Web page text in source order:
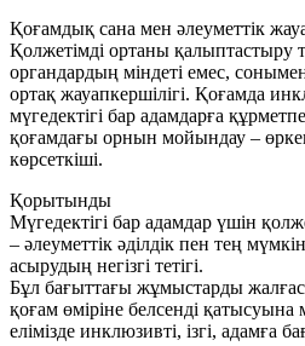
Қоғамдық сана мен әлеуметтік
Қолжетімді ортаны қалыптастыру
органдардың міндеті емес,
ортақ жауапкершілігі. Қоғамда
мүгедектігі бар адамдарға
қоғамдағы орнын мойындау –
көрсеткіші.
Қорытынды
Мүгедектігі бар адамдар үшін
– әлеуметтік әділдік пен тең
асырудың негізгі тетігі.
Бұл бағыттағы жұмыстарды
қоғам өміріне белсенді қатысуына
елімізде инклюзивті, ізгі, адамға